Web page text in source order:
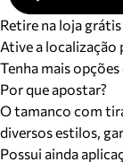
Retire na loja grátis
Ative a localização
Tenha mais
Por que apostar?
O tamanco com
diversos estilos,
Possui ainda